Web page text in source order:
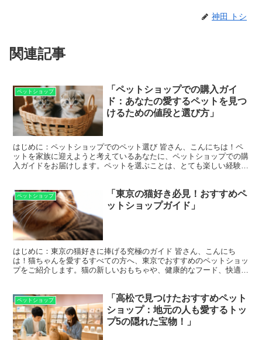
神田 トシ
関連記事
ペットショップ
「ペットショップでの購入ガイ
ド：あなたの愛するペットを見つ
けるための値段と選び方」
はじめに：ペットショップでのペット選び 皆さん、こんにちは！ペ
ットを家族に迎えようと考えているあなたに、ペットショップでの購
入ガイドをお届けします。ペットを選ぶことは、とても楽しい経験で
ペットショップ
「東京の猫好き必見！おすすめペ
ットショップガイド」
はじめに：東京の猫好きに捧げる究極のガイド 皆さん、こんにち
は！猫ちゃんを愛するすべての方へ、東京でおすすめのペットショッ
プをご紹介します。猫の新しいおもちゃや、健康的なフード、快適な
ペットショップ
「高松で見つけたおすすめペット
ショップ：地元の人も愛するトッ
プ5の隠れた宝物！」